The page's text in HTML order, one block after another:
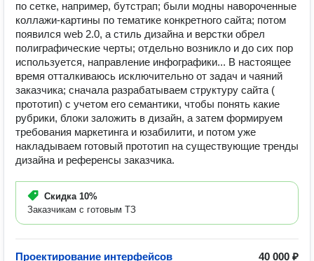
по сетке, например, бутстрап; были модны навороченные
коллажи-картины по тематике конкретного сайта; потом
появился web 2.0, а стиль дизайна и верстки обрел
полиграфические черты; отдельно возникло и до сих пор
используется, направление инфографики... В настоящее
время отталкиваюсь исключительно от задач и чаяний
заказчика; сначала разрабатываем структуру сайта (
прототип) с учетом его семантики, чтобы понять какие
рубрики, блоки заложить в дизайн, а затем формируем
требования маркетинга и юзабилити, и потом уже
накладываем готовый прототип на существующие тренды
дизайна и референсы заказчика.
Скидка 10%
Заказчикам с готовым ТЗ
Проектирование интерфейсов 40 000 ₽